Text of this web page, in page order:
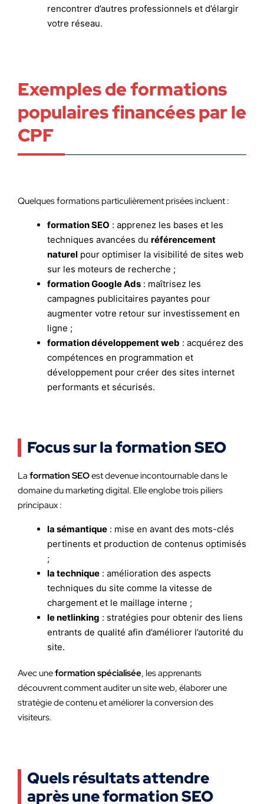
rencontrer d’autres professionnels et d’élargir
votre réseau.
Exemples de formations
populaires financées par le
CPF
Quelques formations particulièrement prisées incluent :
formation SEO : apprenez les bases et les
techniques avancées du référencement
naturel pour optimiser la visibilité de sites web
sur les moteurs de recherche ;
formation Google Ads : maîtrisez les
campagnes publicitaires payantes pour
augmenter votre retour sur investissement en
ligne ;
formation développement web : acquérez des
compétences en programmation et
développement pour créer des sites internet
performants et sécurisés.
Focus sur la formation SEO
La formation SEOest devenue incontournable dans le
domaine du marketing digital. Elle englobe trois piliers
principaux :
la sémantique : mise en avant des mots-clés
pertinents et production de contenus optimisés
;
la technique : amélioration des aspects
techniques du site comme la vitesse de
chargement et le maillage interne ;
le netlinking : stratégies pour obtenir des liens
entrants de qualité afin d’améliorer l’autorité du
site.
Avec uneformation spécialisée, les apprenants
découvrent comment auditer un site web, élaborer une
stratégie de contenu et améliorer la conversion des
visiteurs.
Quels résultats attendre
après une formation SEO